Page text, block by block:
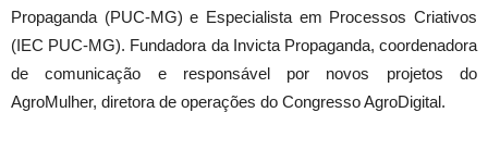
Propaganda (PUC-MG) e Especialista em Processos Criativos
(IEC PUC-MG). Fundadora da Invicta Propaganda, coordenadora
de comunicação e responsável por novos projetos do
AgroMulher, diretora de operações do Congresso AgroDigital.